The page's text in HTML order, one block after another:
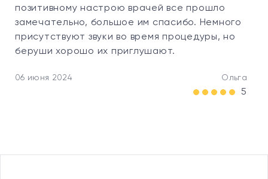
позитивному настрою врачей все прошло
замечательно, большое им спасибо. Немного
присутствуют звуки во время процедуры, но
беруши хорошо их приглушают.
06 июня 2024 Ольга
5